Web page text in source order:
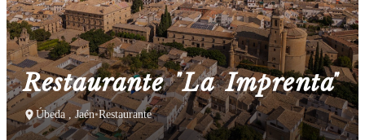
Restaurante "La Imprenta"
Úbeda , Jaén•Restaurante